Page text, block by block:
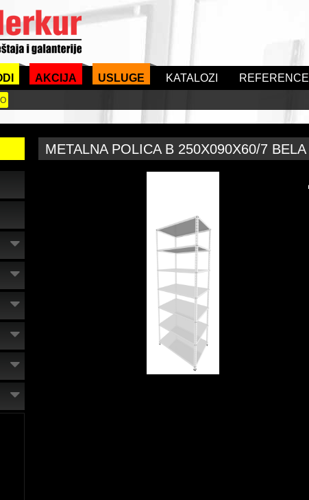
AKCIJA USLUGE KATALOZI REFERENCE
METALNA POLICA B 250X090X60/7 BELA